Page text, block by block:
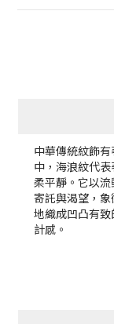
中華傳統紋飾
中，海浪紋代
柔平靜。它以
寄託與渴望，
地織成凹凸有
計感。